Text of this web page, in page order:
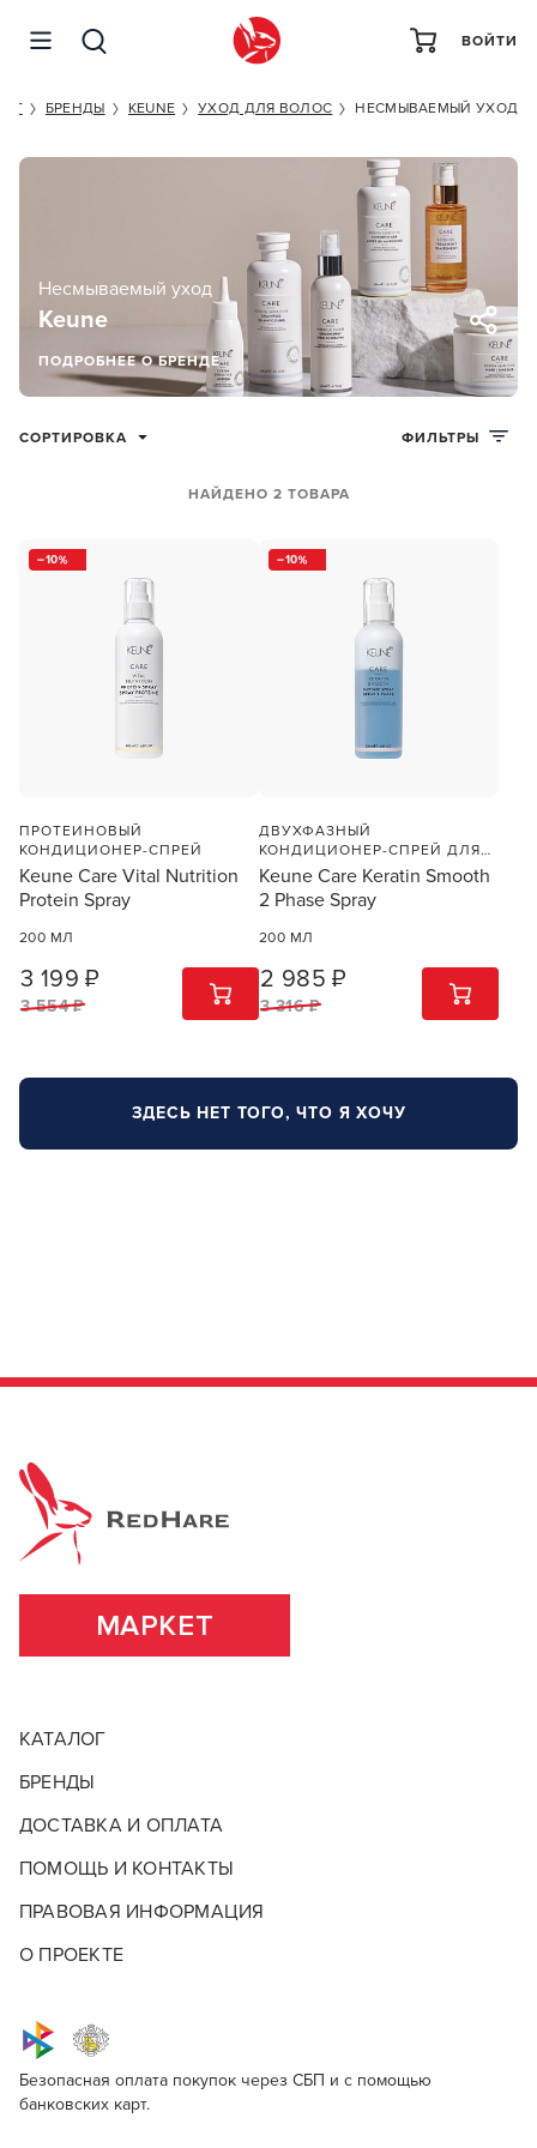
ВОЙТИ
БРЕНДЫ KEUNE УХОД ДЛЯ ВОЛОС НЕСМЫВАЕМЫЙ УХОД
Keune
Несмываемый уход
ПОДРОБНЕЕ О БРЕНДЕ
СОРТИРОВКА
НАЙДЕНО 2 ТОВАРА
ФИЛЬТРЫ
10
ПРОТЕИНОВЫЙ
КОНДИЦИОНЕР-СПРЕЙ
Keune Care Vital Nutrition
Protein Spray
200 МЛ
3 199 ₽
3 554 ₽
1 ШТ
10
ДВУХФАЗНЫЙ
КОНДИЦИОНЕР-СПРЕЙ ДЛЯ
ВОЛОС С КЕРАТИНОМ
Keune Care Keratin Smooth
2 Phase Spray
200 МЛ
2 985 ₽
3 316 ₽
1 ШТ
ЗДЕСЬ НЕТ ТОГО, ЧТО Я ХОЧУ
МАРКЕТ
КАТАЛОГ
БРЕНДЫ
ДОСТАВКА И ОПЛАТА
ПОМОЩЬ И КОНТАКТЫ
ПРАВОВАЯ ИНФОРМАЦИЯ
О ПРОЕКТЕ
Безопасная оплата покупок через СБП и с помощью
банковских карт.
Заяц–робот
НЕСМЫВАЕМЫЙ УХОД KEUNE
Несмываемый уход Keune
Опишите, что бы вы хотели видеть в